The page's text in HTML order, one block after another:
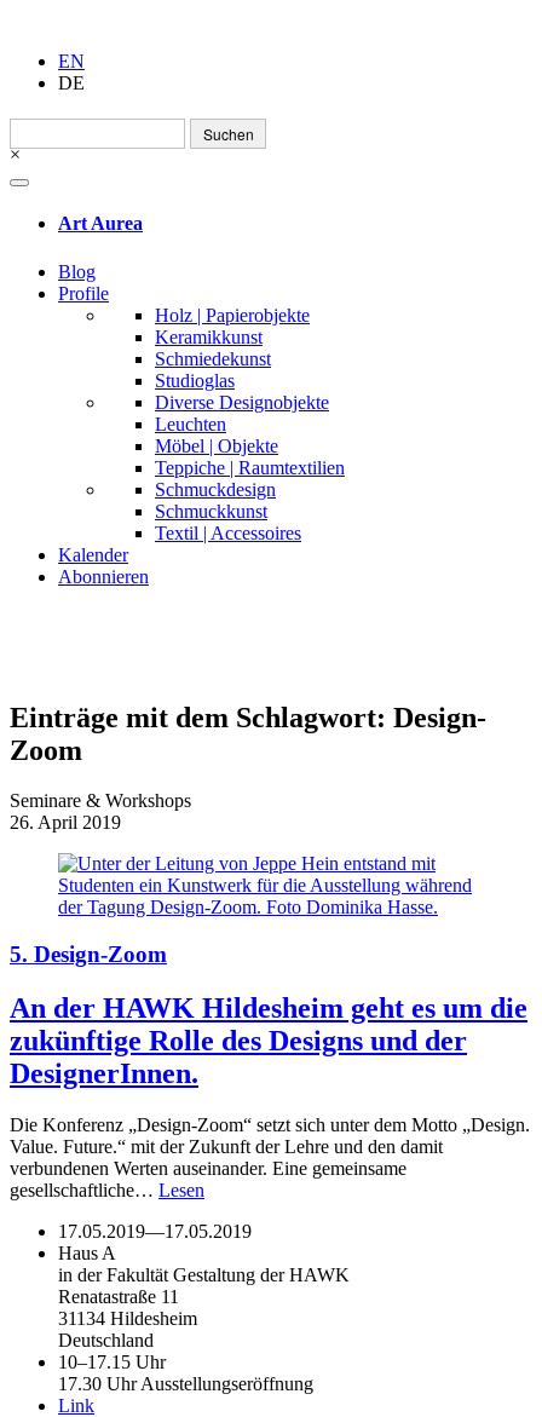
EN
DE
Suchen
nach:
×
Art Aurea
Blog
Profile
Holz | Papierobjekte
Keramikkunst
Schmiedekunst
Studioglas
Diverse Designobjekte
Leuchten
Möbel | Objekte
Teppiche | Raumtextilien
Schmuckdesign
Schmuckkunst
Textil | Accessoires
Kalender
Abonnieren
Einträge mit dem Schlagwort: Design-
Zoom
Seminare & Workshops
26. April 2019
5. Design-Zoom
An der HAWK Hildesheim geht es um die
zukünftige Rolle des Designs und der
DesignerInnen.
Die Konferenz „Design-Zoom“ setzt sich unter dem Motto „Design.
Value. Future.“ mit der Zukunft der Lehre und den damit
verbundenen Werten auseinander. Eine gemeinsame
gesellschaftliche… Lesen
17.05.2019—17.05.2019
Haus A
in der Fakultät Gestaltung der HAWK
Renatastraße 11
31134 Hildesheim
Deutschland
10–17.15 Uhr
17.30 Uhr Ausstellungseröffnung
Link